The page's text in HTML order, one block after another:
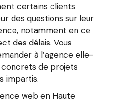
certains clients
des questions sur leur
notamment en ce
des délais. Vous
à l’agence elle-
de projets
impartis.
web en Haute